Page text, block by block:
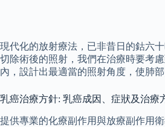
現代化的放射療法，已非昔日的鈷六
切除術後的照射，我們在治療時要考
內，設計出最適當的照射角度，使肺
乳癌治療方針: 乳癌成因、症狀及治療
提供專業的化療副作用與放療副作用